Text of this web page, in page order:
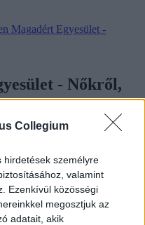
Collegium
hirdetések személyre
valamint
Ezenkívül közösségi
megosztjuk az
adatait, akik
Magadért Egyesület -
- Nőkről,
szakemberek
a gyógyulásban. Tabuk
ami a nőket érinti, legyen
problémákról,
vagy éppen a